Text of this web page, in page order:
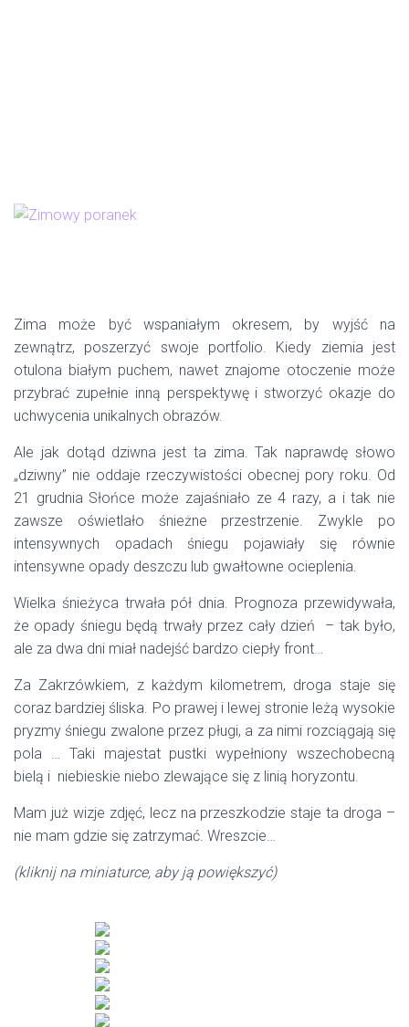
Zima może być wspaniałym okresem, by wyjść na
zewnątrz, poszerzyć swoje portfolio. Kiedy ziemia jest
otulona białym puchem, nawet znajome otoczenie może
przybrać zupełnie inną perspektywę i stworzyć okazje do
uchwycenia unikalnych obrazów.
Ale jak dotąd dziwna jest ta zima. Tak naprawdę słowo
„dziwny” nie oddaje rzeczywistości obecnej pory roku. Od
21 grudnia Słońce może zajaśniało ze 4 razy, a i tak nie
zawsze oświetlało śnieżne przestrzenie. Zwykle po
intensywnych opadach śniegu pojawiały się równie
intensywne opady deszczu lub gwałtowne ocieplenia.
Wielka śnieżyca trwała pół dnia. Prognoza przewidywała,
że opady śniegu będą trwały przez cały dzień – tak było,
ale za dwa dni miał nadejść bardzo ciepły front…
Za Zakrzówkiem, z każdym kilometrem, droga staje się
coraz bardziej śliska. Po prawej i lewej stronie leżą wysokie
pryzmy śniegu zwalone przez pługi, a za nimi rozciągają się
pola … Taki majestat pustki wypełniony wszechobecną
bielą i niebieskie niebo zlewające się z linią horyzontu.
Mam już wizje zdjęć, lecz na przeszkodzie staje ta droga –
nie mam gdzie się zatrzymać. Wreszcie…
(kliknij na miniaturce, aby ją powiększyć)